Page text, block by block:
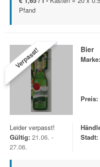
Pfand
Verpasst! Bier
Marke:
Preis:
Leider verpasst!
Gültig: 21.06. -
27.06.
Stadt: